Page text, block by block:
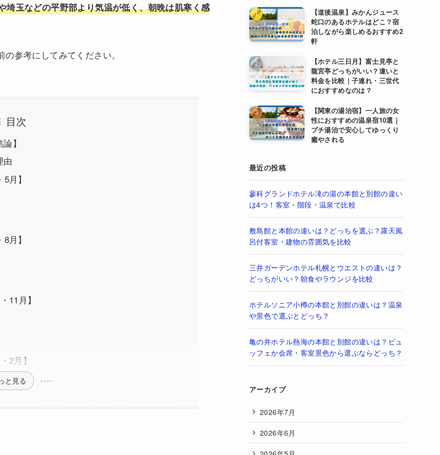
玉などの平野部より気温が低く、朝晩は肌寒く感
参考にしてみてください。
目次
】
由
月】
月】
11月】
2月】
と見る
【道後温泉】みかんジュース
蛇口のあるホテルはどこ？宿
泊しながら楽しめるおすすめ2
軒
【ホテル三日月】富士見亭と
龍宮亭どっちがいい？違いと
料金を比較｜子連れ・三世代
におすすめなのは？
【関東の湯治宿】一人旅の女
性におすすめの温泉宿10選｜
プチ湯治で安心してゆっくり
癒やされる
最近の投稿
蓼科グランドホテル滝の湯の本館と別館の違い
は4つ！客室・階段・温泉で比較
敷島館と本館の違いは？どっちを選ぶ？露天風
呂付客室・建物の雰囲気を比較
三井ガーデンホテル札幌とウエストの違いは？
どっちがいい？朝食やラウンジを比較
ホテルソニア小樽の本館と別館の違いは？温泉
や景色で選ぶとどっち？
亀の井ホテル熱海の本館と別館の違いは？ビュ
ッフェか会席・客室景色から選ぶならどっち？
アーカイブ
2026年7月
2026年6月